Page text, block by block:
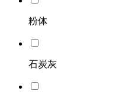
粉体
石炭灰